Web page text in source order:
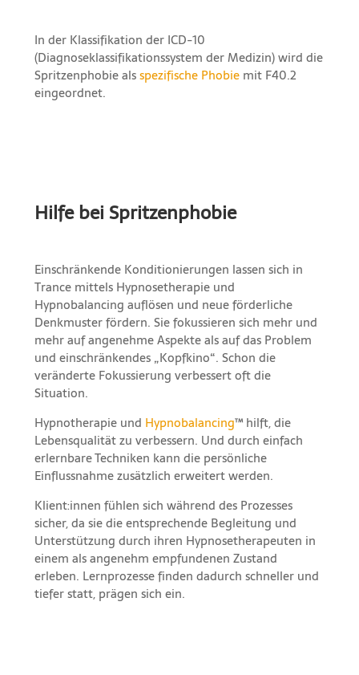
In der Klassifikation der ICD-10
(Diagnoseklassifikationssystem der Medizin) wird die
Spritzenphobie alsspezifische Phobiemit F40.2
eingeordnet.
Hilfe bei Spritzenphobie
Einschränkende Konditionierungen lassen sich in
Trance mittels Hypnosetherapie und
Hypnobalancing auflösen und neue förderliche
Denkmuster fördern. Sie fokussieren sich mehr und
mehr auf angenehme Aspekte als auf das Problem
und einschränkendes „Kopfkino“. Schon die
veränderte Fokussierung verbessert oft die
Situation.
Hypnotherapie und Hypnobalancing™ hilft, die
Lebensqualität zu verbessern. Und durch einfach
erlernbare Techniken kann die persönliche
Einflussnahme zusätzlich erweitert werden.
Klient:innen fühlen sich während des Prozesses
sicher, da sie die entsprechende Begleitung und
Unterstützung durch ihren Hypnosetherapeuten in
einem als angenehm empfundenen Zustand
erleben. Lernprozesse finden dadurch schneller und
tiefer statt, prägen sich ein.